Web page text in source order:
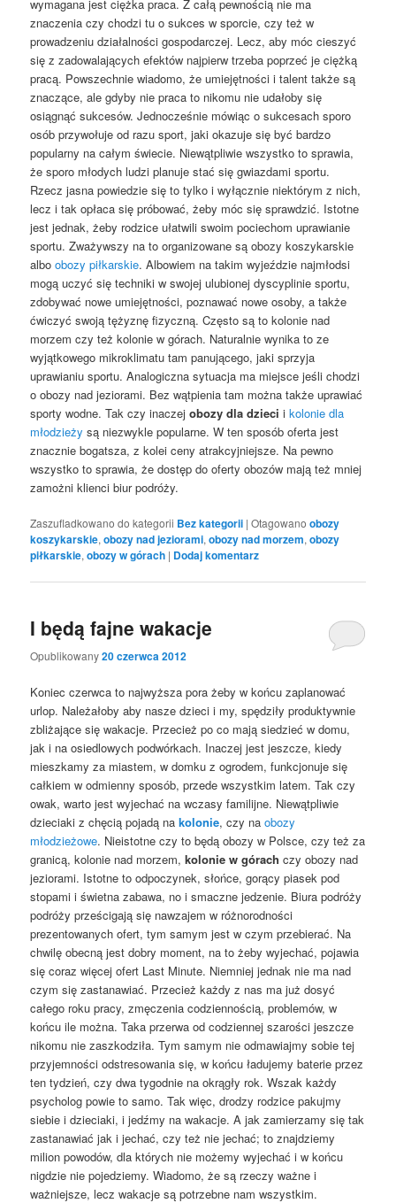
wymagana jest ciężka praca. Z całą pewnością nie ma
znaczenia czy chodzi tu o sukces w sporcie, czy też w
prowadzeniu działalności gospodarczej. Lecz, aby móc cieszyć
się z zadowalających efektów najpierw trzeba poprzeć je ciężką
pracą. Powszechnie wiadomo, że umiejętności i talent także są
znaczące, ale gdyby nie praca to nikomu nie udałoby się
osiągnąć sukcesów. Jednocześnie mówiąc o sukcesach sporo
osób przywołuje od razu sport, jaki okazuje się być bardzo
popularny na całym świecie. Niewątpliwie wszystko to sprawia,
że sporo młodych ludzi planuje stać się gwiazdami sportu.
Rzecz jasna powiedzie się to tylko i wyłącznie niektórym z nich,
lecz i tak opłaca się próbować, żeby móc się sprawdzić. Istotne
jest jednak, żeby rodzice ułatwili swoim pociechom uprawianie
sportu. Zważywszy na to organizowane są obozy koszykarskie
alboobozy piłkarskie. Albowiem na takim wyjeździe najmłodsi
mogą uczyć się techniki w swojej ulubionej dyscyplinie sportu,
zdobywać nowe umiejętności, poznawać nowe osoby, a także
ćwiczyć swoją tężyznę fizyczną. Często są to kolonie nad
morzem czy też kolonie w górach. Naturalnie wynika to ze
wyjątkowego mikroklimatu tam panującego, jaki sprzyja
uprawianiu sportu. Analogiczna sytuacja ma miejsce jeśli chodzi
o obozy nad jeziorami. Bez wątpienia tam można także uprawiać
sporty wodne. Tak czy inaczejobozy dla dzieci ikolonie dla
młodzieży są niezwykle popularne. W ten sposób oferta jest
znacznie bogatsza, z kolei ceny atrakcyjniejsze. Na pewno
wszystko to sprawia, że dostęp do oferty obozów mają też mniej
zamożni klienci biur podróży.
Zaszufladkowano do kategorii Bez kategorii |Otagowano obozy
koszykarskie,obozy nad jeziorami,obozy nad morzem,obozy
piłkarskie,obozy w górach | Dodaj komentarz
I będą fajne wakacje
Opublikowany20 czerwca 2012
Koniec czerwca to najwyższa pora żeby w końcu zaplanować
urlop. Należałoby aby nasze dzieci i my, spędziły produktywnie
zbliżające się wakacje. Przecież po co mają siedzieć w domu,
jak i na osiedlowych podwórkach. Inaczej jest jeszcze, kiedy
mieszkamy za miastem, w domku z ogrodem, funkcjonuje się
całkiem w odmienny sposób, przede wszystkim latem. Tak czy
owak, warto jest wyjechać na wczasy familijne. Niewątpliwie
dzieciaki z chęcią pojadą nakolonie, czy naobozy
młodzieżowe. Nieistotne czy to będą obozy w Polsce, czy też za
granicą, kolonie nad morzem,kolonie w górach czy obozy nad
jeziorami. Istotne to odpoczynek, słońce, gorący piasek pod
stopami i świetna zabawa, no i smaczne jedzenie. Biura podróży
podróży prześcigają się nawzajem w różnorodności
prezentowanych ofert, tym samym jest w czym przebierać. Na
chwilę obecną jest dobry moment, na to żeby wyjechać, pojawia
się coraz więcej ofert Last Minute. Niemniej jednak nie ma nad
czym się zastanawiać. Przecież każdy z nas ma już dosyć
całego roku pracy, zmęczenia codziennością, problemów, w
końcu ile można. Taka przerwa od codziennej szarości jeszcze
nikomu nie zaszkodziła. Tym samym nie odmawiajmy sobie tej
przyjemności odstresowania się, w końcu ładujemy baterie przez
ten tydzień, czy dwa tygodnie na okrągły rok. Wszak każdy
psycholog powie to samo. Tak więc, drodzy rodzice pakujmy
siebie i dzieciaki, i jedźmy na wakacje. A jak zamierzamy się tak
zastanawiać jak i jechać, czy też nie jechać; to znajdziemy
milion powodów, dla których nie możemy wyjechać i w końcu
nigdzie nie pojedziemy. Wiadomo, że są rzeczy ważne i
ważniejsze, lecz wakacje są potrzebne nam wszystkim.